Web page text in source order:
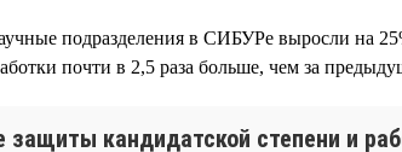
подразделения в СИБУРе выросли на
почти в 2,5 раза больше, чем за
защиты кандидатской степени и